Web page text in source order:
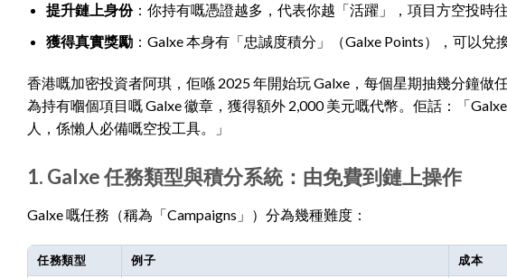
提升鏈上身份：你持有嘅憑證越多，代表你越「活躍」，項目方空投時
獲得真實獎勵：Galxe 本身有「忠誠度積分」（Galxe Points），可以兌
香港嘅加密投資者阿琪，佢喺 2025 年開始玩 Galxe，每個星期抽幾分鐘做
為持有嗰個項目嘅 Galxe 徽章，獲得額外 2,000 美元嘅代幣。佢話：「
人，係懶人必備嘅空投工具。」
1. Galxe 任務類型與積分系統：由免費到鏈上操作
Galxe 嘅任務（稱為「Campaigns」）分為幾種難度：
任務類型 例子 成本